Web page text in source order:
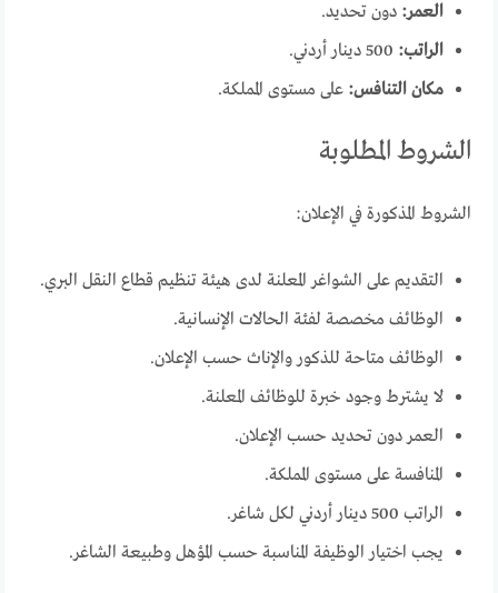
العمر: دون تحديد.
الراتب:
مكان التنافس: على مستوى المملكة.
الشروط المطلوبة
الشروط المذكورة في الإعلان:
التقديم على الشواغر المعلنة لدى هيئة تنظيم قطاع النقل البري.
الوظائف مخصصة لفئة الحالات الإنسانية.
الوظائف متاحة للذكور والإناث حسب الإعلان.
لا يشترط وجود خبرة للوظائف المعلنة.
العمر دون تحديد حسب الإعلان.
المنافسة على مستوى المملكة.
الراتب 500 دينار أردني لكل شاغر.
يجب اختيار الوظيفة المناسبة حسب المؤهل وطبيعة الشاغر.